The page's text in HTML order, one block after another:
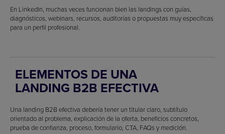
En LinkedIn, muchas veces funcionan bien las landings con guías,
diagnósticos, webinars, recursos, auditorías o propuestas muy específicas
para un perfil profesional.
ELEMENTOS DE UNA
LANDING B2B EFECTIVA
Una landing B2B efectiva debería tener un titular claro, subtítulo
orientado al problema, explicación de la oferta, beneficios concretos,
prueba de confianza, proceso, formulario, CTA, FAQs y medición.